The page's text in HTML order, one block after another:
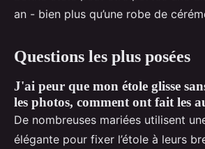
an - bien plus qu’une robe de
Questions les plus posées
J'ai peur que mon étole glisse
les photos, comment ont fait les
De nombreuses mariées utilisent
élégante pour fixer l’étole à leurs